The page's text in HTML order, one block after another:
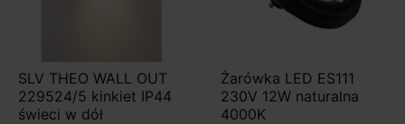
SLV THEO WALL OUT
229524/5 kinkiet IP44
świeci w dół
Żarówka LED ES111
230V 12W naturalna
4000K